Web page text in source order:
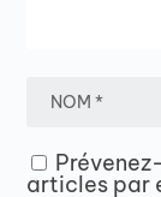
articles par